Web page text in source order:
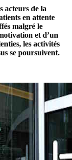
acteurs de la
en attente
malgré le
et d’un
les activités
se poursuivent.